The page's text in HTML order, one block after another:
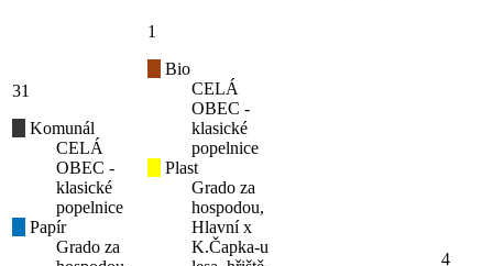
31
Komunál
CELÁ
OBEC -
klasické
popelnice
Papír
Grado za
1
Bio
CELÁ
OBEC -
klasické
popelnice
Plast
Grado za
hospodou,
Hlavní x
K.Čapka-u
4